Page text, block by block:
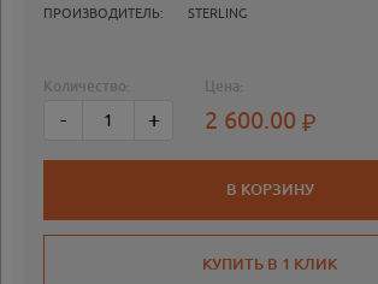
ПРОИЗВОДИТЕЛЬ: STERLING
Количество:
- +
Цена:
2 600.00
В КОРЗИНУ
КУПИТЬ В 1 КЛИК